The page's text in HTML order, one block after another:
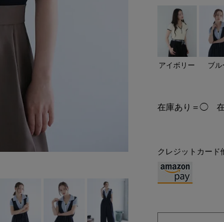
アイボリー ブル
在庫あり＝◯
クレジットカード